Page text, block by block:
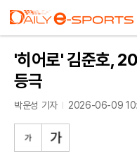
'히어로' 김준호,
등극
박운성 기자 2026-06-09